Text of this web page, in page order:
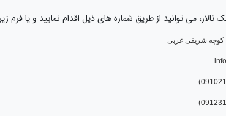
می توانید از طریق شماره های ذیل اقدام نمایید و یا فرم
شریفی غربی